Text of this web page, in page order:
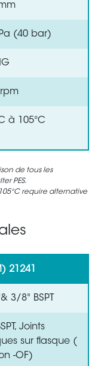
(40 bar)
à 105°C
de tous les
PES.
require alternative
21241
3/8" BSPT
Joints
sur flasque (
-OF)